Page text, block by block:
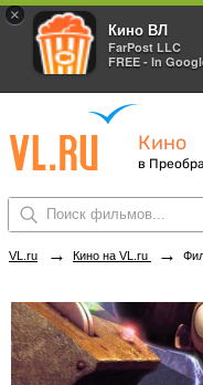
×
Кино ВЛ
FarPost LLC
FREE - In
Кино
в
VL.ru → Кино на VL.ru →